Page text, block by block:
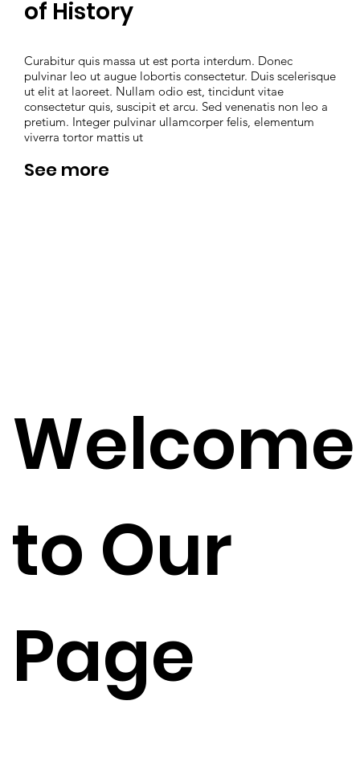
of History
Curabitur quis massa ut est porta interdum. Donec
pulvinar leo ut augue lobortis consectetur. Duis scelerisque
ut elit at laoreet. Nullam odio est, tincidunt vitae
consectetur quis, suscipit et arcu. Sed venenatis non leo a
pretium. Integer pulvinar ullamcorper felis, elementum
viverra tortor mattis ut
See more
Welcome
to Our
Page